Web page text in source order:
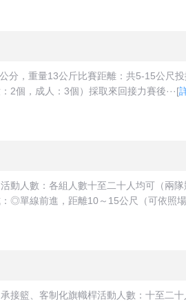
分，重量13公斤比賽距離：共5-15公尺
個，成人：3個）採取來回接力賽後···[
動人數：各組人數十至二十人均可（兩
◎單線前進，距離10～15公尺（可依照場
接籃、客制化旗幟桿活動人數：十至二